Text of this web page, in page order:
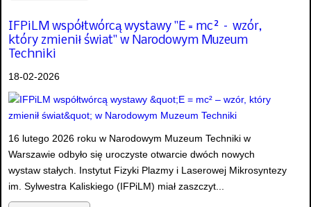
IFPiLM współtwórcą wystawy "E = mc² – wzór,
który zmienił świat" w Narodowym Muzeum
Techniki
18-02-2026
16 lutego 2026 roku w Narodowym Muzeum Techniki w
Warszawie odbyło się uroczyste otwarcie dwóch nowych
wystaw stałych. Instytut Fizyki Plazmy i Laserowej Mikrosyntezy
im. Sylwestra Kaliskiego (IFPiLM) miał zaszczyt...